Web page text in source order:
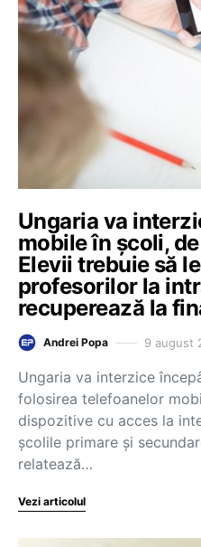
Ungaria va
mobile în școli,
Elevii trebuie să
profesorilor la
recuperează la
Andrei Popa 9 august
Ungaria va interzice
folosirea telefoanelor
dispozitive cu acces la
şcolile primare şi
relatează…
Vezi articolul